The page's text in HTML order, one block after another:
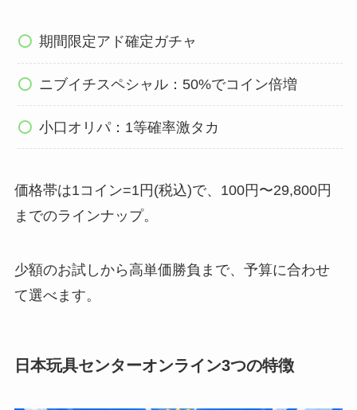
期間限定アド確定ガチャ
ニブイチスペシャル：50%でコイン倍増
小口オリパ：1等確率激タカ
価格帯は1コイン=1円(税込)で、100円〜29,800円
までのラインナップ。
少額のお試しから高単価勝負まで、予算に合わせ
て選べます。
日本玩具センターオンライン3つの特徴